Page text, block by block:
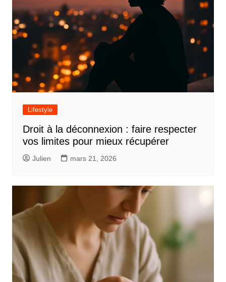
Lifestyle
Droit à la déconnexion : faire respecter
vos limites pour mieux récupérer
Julien mars 21, 2026